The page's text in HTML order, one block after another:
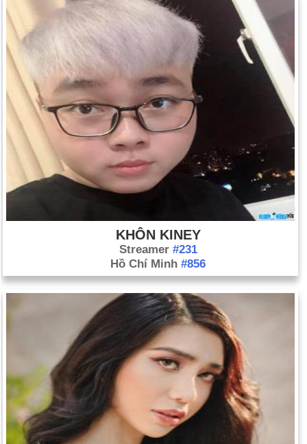
KHÔN KINEY
Streamer #231
Hồ Chí Minh #856